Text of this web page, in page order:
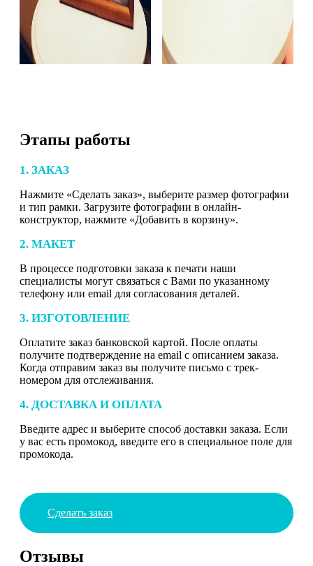
Этапы работы
1. ЗАКАЗ
Нажмите «Сделать заказ», выберите размер фотографии
и тип рамки. Загрузите фотографии в онлайн-
конструктор, нажмите «Добавить в корзину».
2. МАКЕТ
В процессе подготовки заказа к печати наши
специалисты могут связаться с Вами по указанному
телефону или email для согласования деталей.
3. ИЗГОТОВЛЕНИЕ
Оплатите заказ банковской картой. После оплаты
получите подтверждение на email с описанием заказа.
Когда отправим заказ вы получите письмо с трек-
номером для отслеживания.
4. ДОСТАВКА И ОПЛАТА
Введите адрес и выберите способ доставки заказа. Если
у вас есть промокод, введите его в специальное поле для
промокода.
Сделать заказ
Отзывы